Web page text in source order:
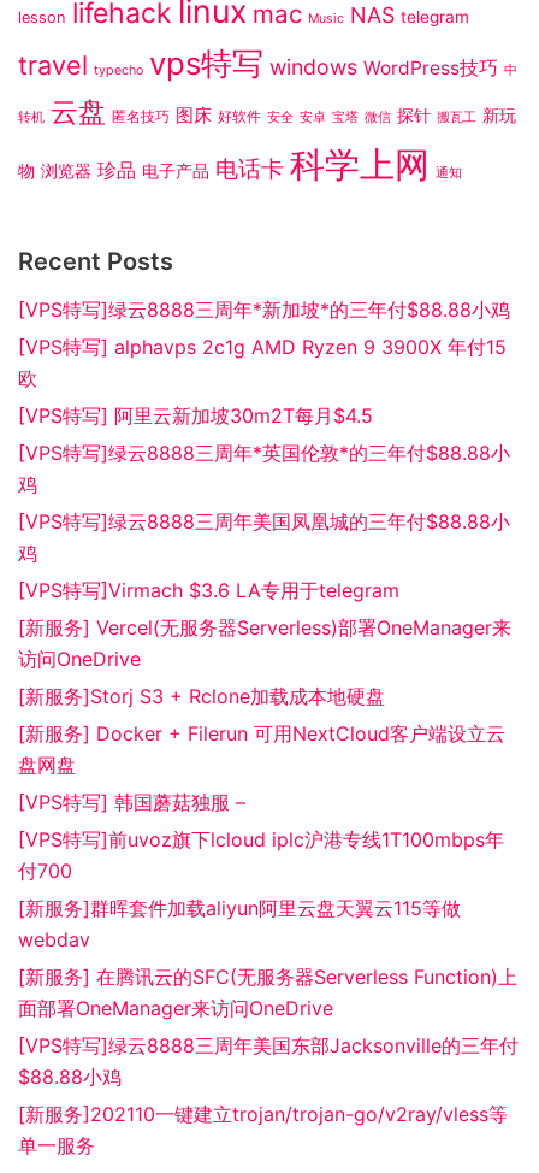
lesson lifehack linux mac Music NAS telegram
travel typecho vps特写 windows WordPress技巧 中
转机 云盘 匿名技巧 图床 好软件 安全 安卓 宝塔 微信 探针 搬瓦工 新玩
物 浏览器 珍品 电子产品 电话卡 科学上网 通知
Recent Posts
[VPS特写]绿云8888三周年*新加坡*的三年付$88.88小鸡
[VPS特写] alphavps 2c1g AMD Ryzen 9 3900X 年付15
欧
[VPS特写] 阿里云新加坡30m2T每月$4.5
[VPS特写]绿云8888三周年*英国伦敦*的三年付$88.88小
鸡
[VPS特写]绿云8888三周年美国凤凰城的三年付$88.88小
鸡
[VPS特写]Virmach $3.6 LA专用于telegram
[新服务] Vercel(无服务器Serverless)部署OneManager来
访问OneDrive
[新服务]Storj S3 + Rclone加载成本地硬盘
[新服务] Docker + Filerun 可用NextCloud客户端设立云
盘网盘
[VPS特写] 韩国蘑菇独服 –
[VPS特写]前uvoz旗下lcloud iplc沪港专线1T100mbps年
付700
[新服务]群晖套件加载aliyun阿里云盘天翼云115等做
webdav
[新服务] 在腾讯云的SFC(无服务器Serverless Function)上
面部署OneManager来访问OneDrive
[VPS特写]绿云8888三周年美国东部Jacksonville的三年付
$88.88小鸡
[新服务]202110一键建立trojan/trojan-go/v2ray/vless等
单一服务